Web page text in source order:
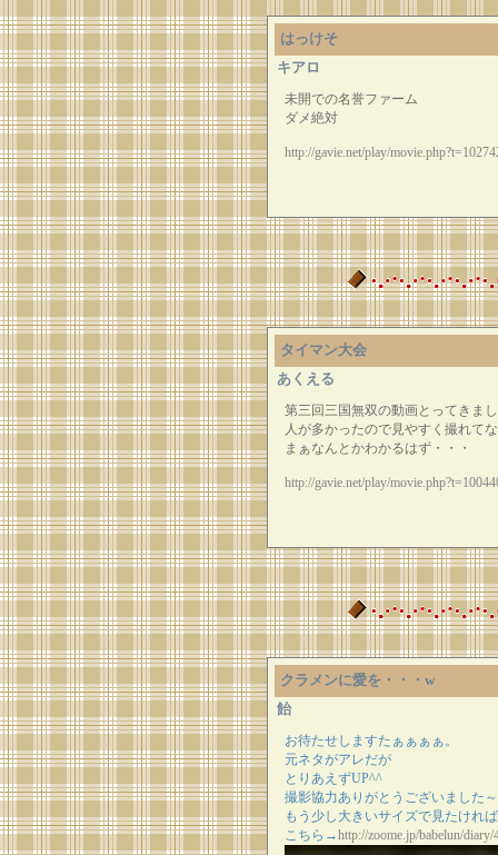
はっけそ
キアロ
未開での名誉ファーム
ダメ絶対
http://gavie.net/play/
タイマン大会
あくえる
第三回三国無双の動画とってきま
人が多かったので見やすく撮れて
まぁなんとかわかるはず・・・
http://gavie.net/play/
クラメンに愛を・・・w
飴
お待たせしますたぁぁぁぁ。
元ネタがアレだが
とりあえずUP^^
撮影協力ありがとうございました～
もう少し大きいサイズで見たければ
こちら→http://zoome.jp/babelun/diary/